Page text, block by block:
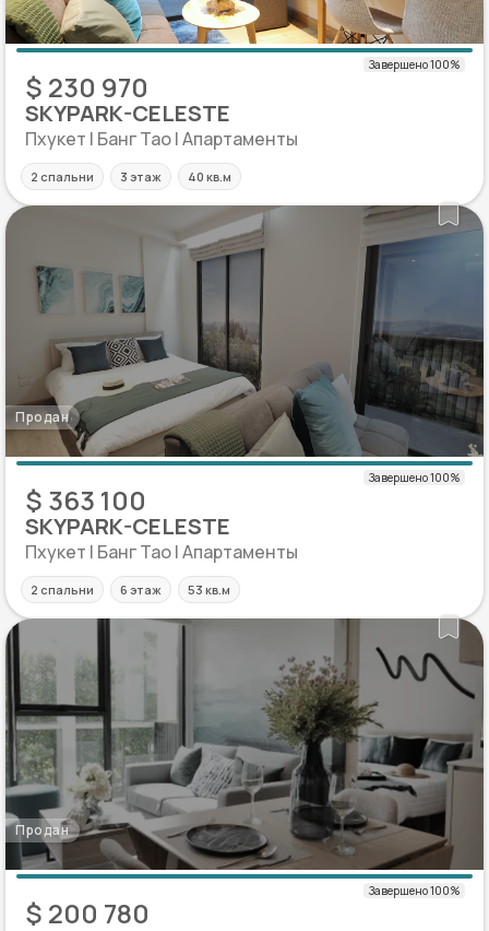
$ 230 970
SKYPARK-CELESTE
Пхукет | Банг Тао | Апартаменты
2 спальни 3 этаж 40 кв.м
Продан
$ 363 100
SKYPARK-CELESTE
Пхукет | Банг Тао | Апартаменты
2 спальни 6 этаж 53 кв.м
Продан
$ 200 780